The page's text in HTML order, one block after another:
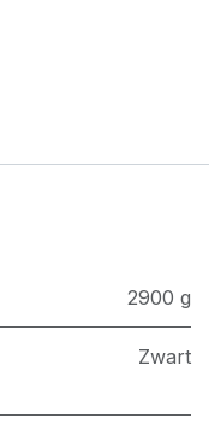
2900 g
Zwart